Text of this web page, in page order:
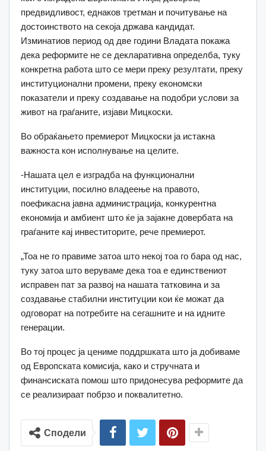
предвидливост, еднаков третман и почитување на
достоинството на секоја држава кандидат.
Изминатиов период од две години Владата покажа
дека реформите не се декларативна определба, туку
конкретна работа што се мери преку резултати, преку
институционални промени, преку економски
показатели и преку создавање на подобри услови за
живот на граѓаните, изјави Мицкоски.
Во обраќањето премиерот Мицкоски ја истакна
важноста кон исполнување на целите.
-Нашата цел е изградба на функционални
институции, посилно владеење на правото,
поефикасна јавна администрација, конкурентна
економија и амбиент што ќе ја зајакне довербата на
граѓаните кај инвеститорите, рече премиерот.
„Тоа не го правиме затоа што некој тоа го бара од нас,
туку затоа што веруваме дека тоа е единствениот
исправен пат за развој на нашата татковина и за
создавање стабилни институции кои ќе можат да
одговорат на потребите на сегашните и на идните
генерации.
Во тој процес ја цениме поддршката што ја добиваме
од Европската комисија, како и стручната и
финансиската помош што придонесува реформите да
се реализираат побрзо и поквалитетно.
Сподели